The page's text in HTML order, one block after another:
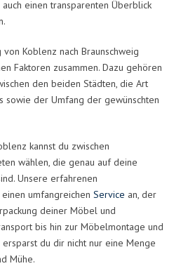
einen transparenten Überblick
Koblenz nach Braunschweig
Faktoren zusammen. Dazu gehören
den beiden Städten, die Art
sowie der Umfang der gewünschten
kannst du zwischen
wählen, die genau auf deine
Unsere erfahrenen
umfangreichen Service an, der
deiner Möbel und
bis hin zur Möbelmontage und
du dir nicht nur eine Menge
Mühe.